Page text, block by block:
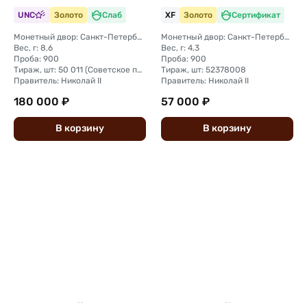
UNC Золото Слаб
Монетный двор: Санкт-Петербургский монетный двор
Вес, г: 8,6
Проба: 900
Тираж, шт: 50 011 (Советское правительство с декабря 1925 г. по март 1926 г. отчеканило 2 011 000 10-ти рублевого достоинства царского образца, предположительно штемпелями 1911 г.)
Правитель: Николай II
180 000 ₽
В корзину
XF Золото Сертификат
Монетный двор: Санкт-Петербургский монетный двор
Вес, г: 4,3
Проба: 900
Тираж, шт: 52378008
Правитель: Николай II
57 000 ₽
В корзину